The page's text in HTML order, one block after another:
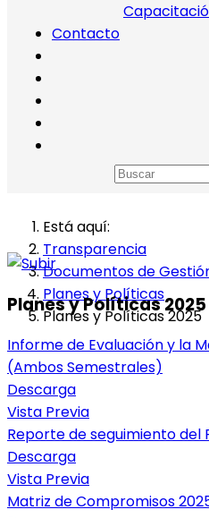
Contacto
Está aquí:
Transparencia
Documentos de
Planes y Políticas
Planes y Políticas 2025
Planes y Políticas 2025
Informe de Evaluación y la
(Ambos Semestrales)
Descarga
Vista Previa
Reporte de seguimiento del
Descarga
Vista Previa
Matriz de Compromisos